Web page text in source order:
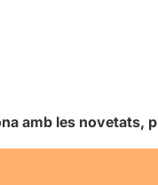
amb les novetats,